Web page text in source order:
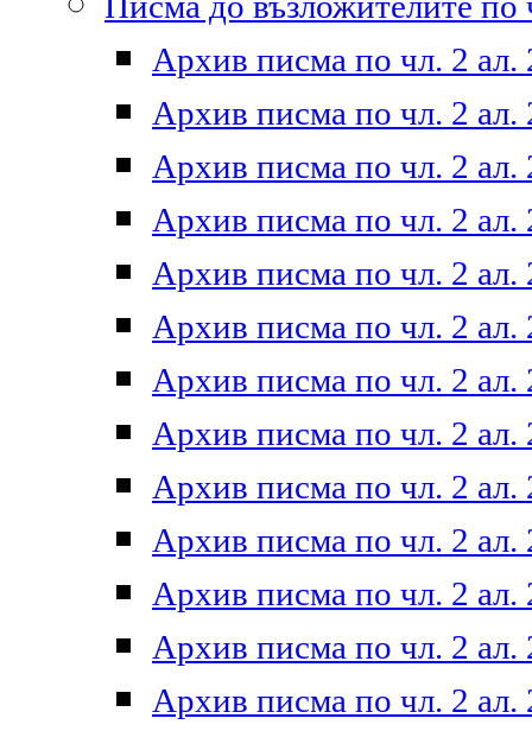
Архив писма по чл. 2 ал.
Архив писма по чл. 2 ал.
Архив писма по чл. 2 ал.
Архив писма по чл. 2 ал.
Архив писма по чл. 2 ал.
Архив писма по чл. 2 ал.
Архив писма по чл. 2 ал.
Архив писма по чл. 2 ал.
Архив писма по чл. 2 ал.
Архив писма по чл. 2 ал.
Архив писма по чл. 2 ал.
Архив писма по чл. 2 ал.
Архив писма по чл. 2 ал.